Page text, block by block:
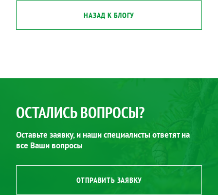
НАЗАД К БЛОГУ
ОСТАЛИСЬ ВОПРОСЫ?
Оставьте заявку, и наши специалисты ответят на
все Ваши вопросы
ОТПРАВИТЬ ЗАЯВКУ